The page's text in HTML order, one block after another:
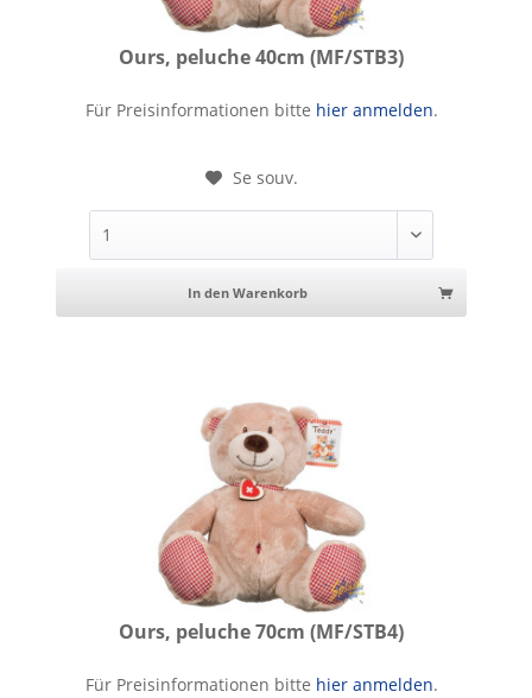
Ours, peluche 40cm (MF/STB3)
Ours, peluche 40cm
Für Preisinformationen bitte hier anmelden.
Se souv.
In den Warenkorb
Ours, peluche 70cm (MF/STB4)
Ours, peluche 70cm
Für Preisinformationen bitte hier anmelden.